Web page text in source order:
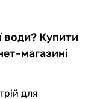
води? Купити
магазині
для